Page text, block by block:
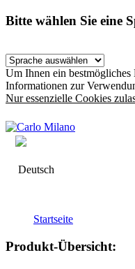
Bitte wählen Sie eine
Um Ihnen ein
Informationen zur
Nur essenzielle Cookies
Deutsch
Startseite
Produkt-Übersicht: